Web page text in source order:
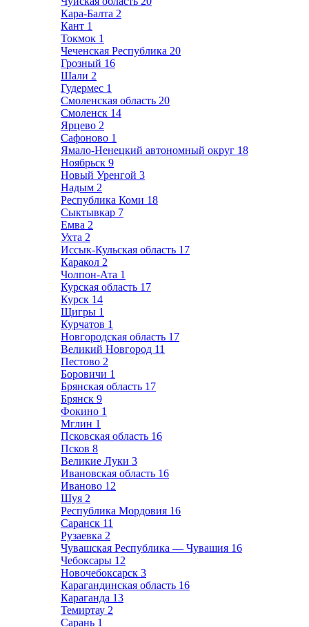
Кара-Балта 2
Кант 1
Токмок 1
Чеченская Республика 20
Грозный 16
Шали 2
Гудермес 1
Смоленская область 20
Смоленск 14
Ярцево 2
Сафоново 1
Ямало-Ненецкий автономный округ 18
Ноябрьск 9
Новый Уренгой 3
Надым 2
Республика Коми 18
Сыктывкар 7
Емва 2
Ухта 2
Иссык-Кульская область 17
Каракол 2
Чолпон-Ата 1
Курская область 17
Курск 14
Щигры 1
Курчатов 1
Новгородская область 17
Великий Новгород 11
Пестово 2
Боровичи 1
Брянская область 17
Брянск 9
Фокино 1
Мглин 1
Псковская область 16
Псков 8
Великие Луки 3
Ивановская область 16
Иваново 12
Шуя 2
Республика Мордовия 16
Саранск 11
Рузаевка 2
Чувашская Республика — Чувашия 16
Чебоксары 12
Новочебоксарск 3
Карагандинская область 16
Караганда 13
Темиртау 2
Сарань 1